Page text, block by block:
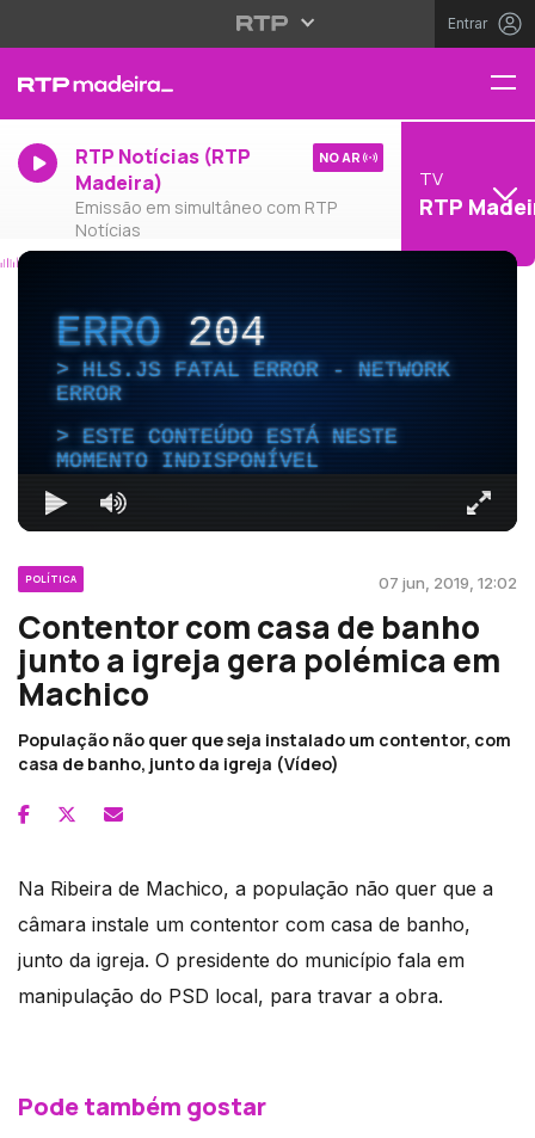
Entrar
RTP Notícias (RTP
Madeira)
Emissão em simultâneo com RTP
Notícias
NO AR
TV
RTP
ERRO204
HLS.JS FATAL ERROR - NETWORK
ERROR
ESTE CONTEÚDO ESTÁ NESTE
MOMENTO INDISPONÍVEL
POLÍTICA 07 jun, 2019, 12:02
Contentor com casa de banho
junto a igreja gera polémica em
Machico
População não quer que seja instalado um contentor, com
casa de banho, junto da igreja (Vídeo)
Na Ribeira de Machico, a população não quer que a
câmara instale um contentor com casa de banho,
junto da igreja. O presidente do município fala em
manipulação do PSD local, para travar a obra.
Pode também gostar